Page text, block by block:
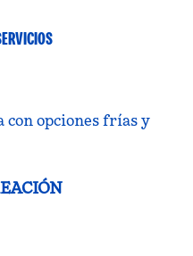
con opciones frías y